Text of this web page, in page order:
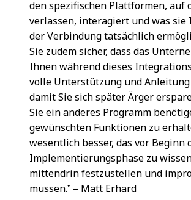
den spezifischen Plattformen, auf
verlassen, interagiert und was sie
der Verbindung tatsächlich
Sie zudem sicher, dass das
Ihnen während dieses
volle Unterstützung und
damit Sie sich später Ärger
Sie ein anderes Programm
gewünschten Funktionen zu
wesentlich besser, das vor Beginn
Implementierungsphase zu
mittendrin festzustellen und
müssen.” – Matt Erhard